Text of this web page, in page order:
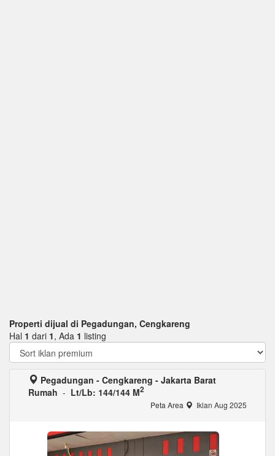
Properti dijual di Pegadungan, Cengkareng
Hal 1 dari 1, Ada 1 listing
Pegadungan - Cengkareng - Jakarta Barat
Rumah - Lt/Lb: 144/144 M2
Peta Area Iklan Aug 2025